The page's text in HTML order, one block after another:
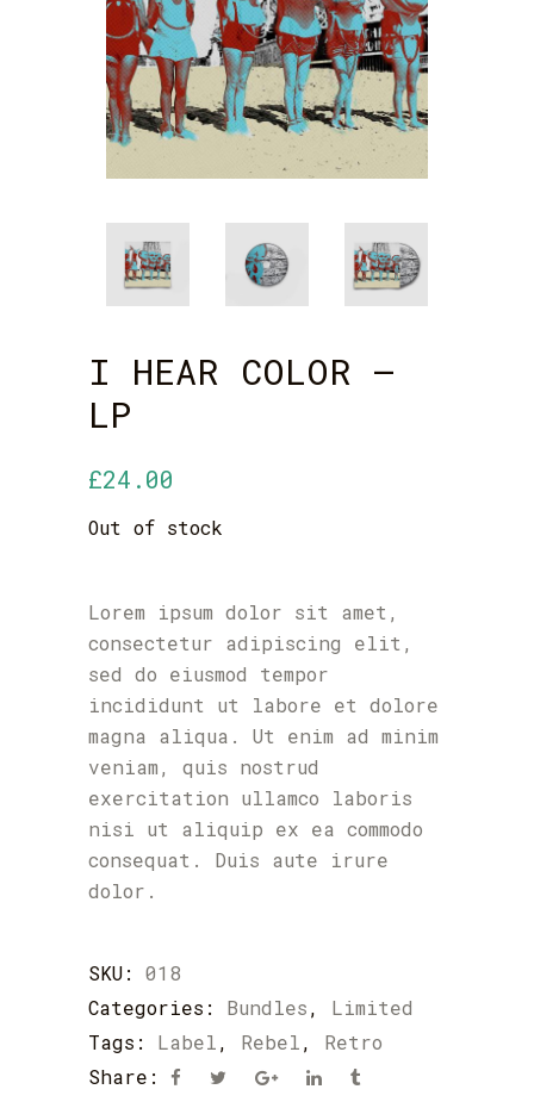
I HEAR COLOR –
LP
£24.00
Out of stock
Lorem ipsum dolor sit amet,
consectetur adipiscing elit,
sed do eiusmod tempor
incididunt ut labore et dolore
magna aliqua. Ut enim ad minim
veniam, quis nostrud
exercitation ullamco laboris
nisi ut aliquip ex ea commodo
consequat. Duis aute irure
dolor.
SKU: 018
Categories: Bundles, Limited
Tags: Label, Rebel, Retro
Share: